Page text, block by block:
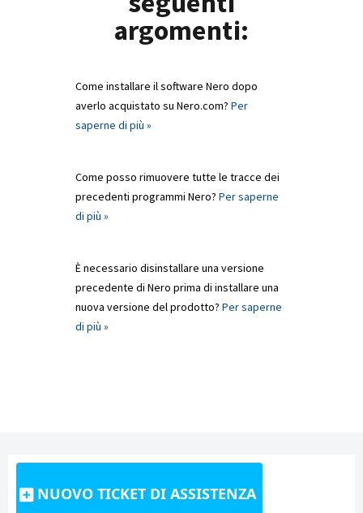
argomenti:
Come installare il software Nero dopo
averlo acquistato su Nero.com? Per
saperne di più »
Come posso rimuovere tutte le tracce dei
precedenti programmi Nero? Per saperne
di più »
È necessario disinstallare una versione
precedente di Nero prima di installare una
nuova versione del prodotto? Per saperne
di più »
NUOVO TICKET DI ASSISTENZA